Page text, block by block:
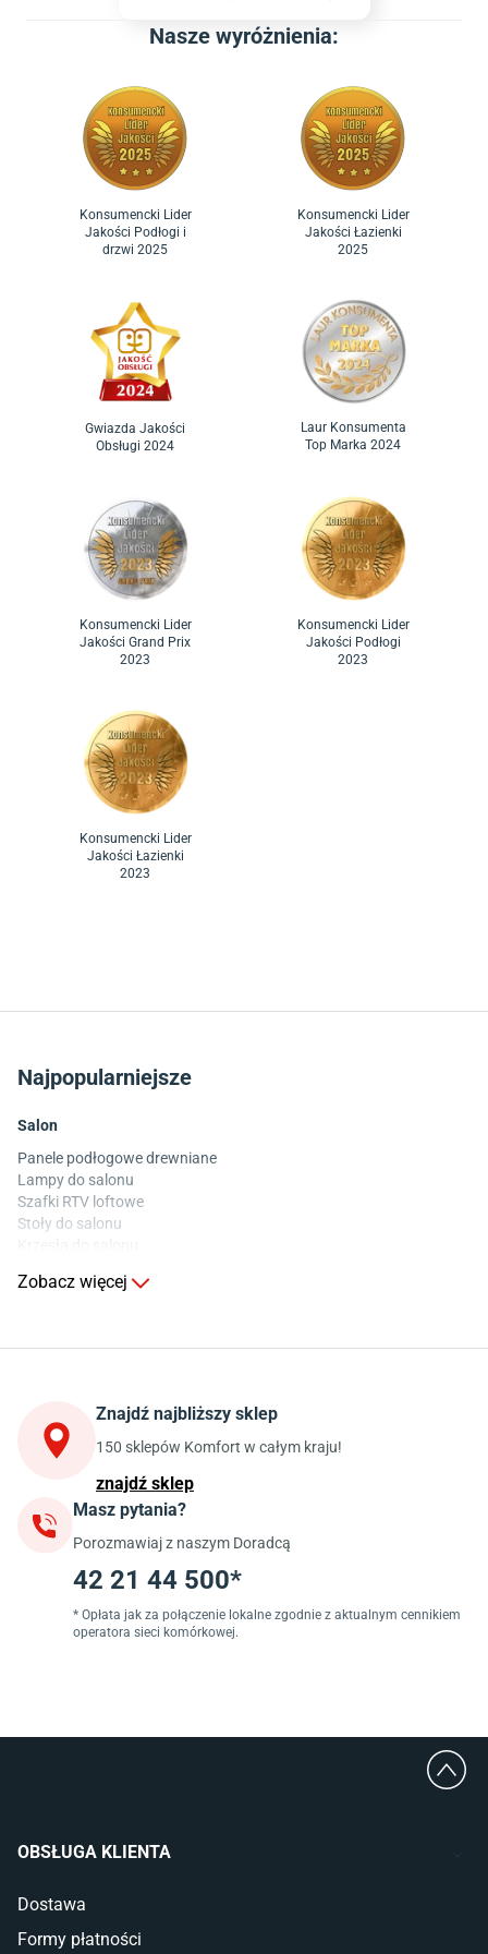
Nasze wyróżnienia:
Konsumencki Lider
Jakości Podłogi i
drzwi 2025
Konsumencki Lider
Jakości Łazienki
2025
Gwiazda Jakości
Obsługi 2024
Laur Konsumenta
Top Marka 2024
Konsumencki Lider
Jakości Grand Prix
2023
Konsumencki Lider
Jakości Podłogi
2023
Konsumencki Lider
Jakości Łazienki
2023
Najpopularniejsze
Salon
Panele podłogowe drewniane
Lampy do salonu
Szafki RTV loftowe
Stoły do salonu
Stoły do kuchni
Szafki kuchenne wiszące (górne)
Szafki pod zlewozmywak
Blaty kuchenne laminowane
Jadalnia
Stoły do jadalni
Krzesła do jadalni
Dywany szare
Lampy w stylu loftowym
Lampy wiszące do jadalni
Wanny Cersanit
Sypialnia
Wykładzina do sypialni
Zobacz więcej
Znajdź najbliższy sklep
150 sklepów Komfort w całym kraju!
znajdź sklep
Masz pytania?
Porozmawiaj z naszym Doradcą
42 21 44 500*
* Opłata jak za połączenie lokalne zgodnie z aktualnym cennikiem
operatora sieci komórkowej.
OBSŁUGA KLIENTA
Dostawa
Formy płatności